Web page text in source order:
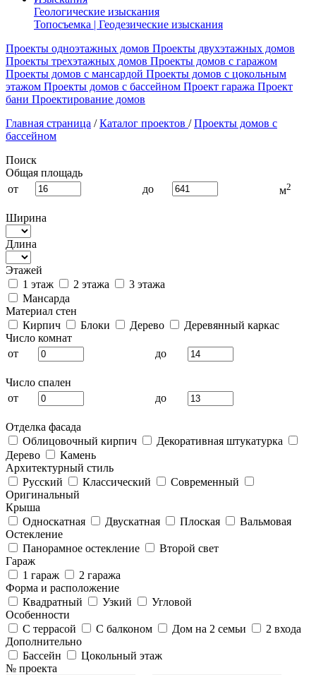
Геологические изыскания
Топосъемка | Геодезические изыскания
Проекты одноэтажных домов Проекты двухэтажных домов
Проекты трехэтажных домов Проекты домов с гаражом
Проекты домов с мансардой Проекты домов с цокольным
этажом Проекты домов с бассейном Проект гаража Проект
бани Проектирование домов
Главная страница / Каталог проектов / Проекты домов с
бассейном
Поиск
Общая площадь
от
до м2
Ширина
Длина
Этажей
1 этаж
2 этажа
3 этажа
Мансарда
Материал стен
Кирпич
Блоки Дерево
Деревянный каркас
Число комнат
от
до
Число спален
от
до
Отделка фасада
Облицовочный кирпич
Декоративная штукатурка
Дерево
Камень
Архитектурный стиль
Русский
Классический
Современный
Оригинальный
Крыша
Односкатная
Двускатная Плоская
Вальмовая
Остекление
Панорамное остекление
Второй свет
Гараж
1 гараж
2 гаража
Форма и расположение
Квадратный
Узкий
Угловой
Особенности
С террасой
С балконом Дом на 2 семьи
2 входа
Дополнительно
Бассейн
Цокольный этаж
№ проекта